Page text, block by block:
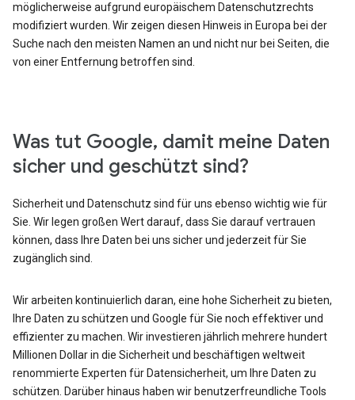
möglicherweise aufgrund europäischem Datenschutzrechts
modifiziert wurden. Wir zeigen diesen Hinweis in Europa bei der
Suche nach den meisten Namen an und nicht nur bei Seiten, die
von einer Entfernung betroffen sind.
Was tut Google, damit meine Daten
sicher und geschützt sind?
Sicherheit und Datenschutz sind für uns ebenso wichtig wie für
Sie. Wir legen großen Wert darauf, dass Sie darauf vertrauen
können, dass Ihre Daten bei uns sicher und jederzeit für Sie
zugänglich sind.
Wir arbeiten kontinuierlich daran, eine hohe Sicherheit zu bieten,
Ihre Daten zu schützen und Google für Sie noch effektiver und
effizienter zu machen. Wir investieren jährlich mehrere hundert
Millionen Dollar in die Sicherheit und beschäftigen weltweit
renommierte Experten für Datensicherheit, um Ihre Daten zu
schützen. Darüber hinaus haben wir benutzerfreundliche Tools